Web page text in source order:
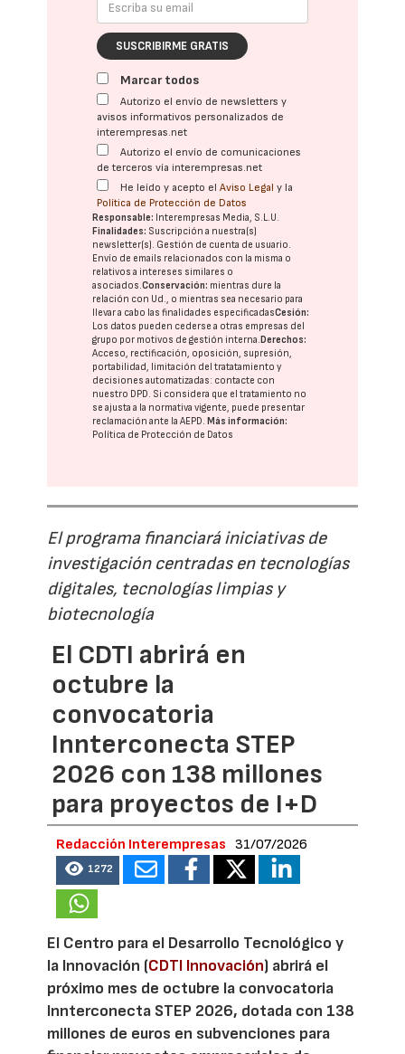
SUSCRIBIRME GRATIS
Marcar todos
Autorizo el envío de newsletters y
avisos informativos personalizados de
interempresas.net
Autorizo el envío de comunicaciones
de terceros vía interempresas.net
He leído y acepto elAviso Legal y la
Política de Protección de Datos
Responsable: Interempresas Media, S.L.U.
Finalidades: Suscripción a nuestra(s)
newsletter(s). Gestión de cuenta de usuario.
Envío de emails relacionados con la misma o
relativos a intereses similares o
asociados.Conservación: mientras dure la
relación con Ud., o mientras sea necesario para
llevar a cabo las finalidades especificadasCesión:
Los datos pueden cederse a otras empresas del
grupo por motivos de gestión interna.Derechos:
Acceso, rectificación, oposición, supresión,
portabilidad, limitación del tratatamiento y
decisiones automatizadas: contacte con
nuestro DPD. Si considera que el tratamiento no
se ajusta a la normativa vigente, puede presentar
reclamación ante laAEPD.Más información:
Política de Protección de Datos
El programa financiará iniciativas de
investigación centradas en tecnologías
digitales, tecnologías limpias y
biotecnología
El CDTI abrirá en
octubre la
convocatoria
Innterconecta STEP
2026 con 138 millones
para proyectos de I+D
Redacción Interempresas 31/07/2026
1272
El Centro para el Desarrollo Tecnológico y
la Innovación (CDTI Innovación) abrirá el
próximo mes de octubre la convocatoria
Innterconecta STEP 2026, dotada con 138
millones de euros en subvenciones para